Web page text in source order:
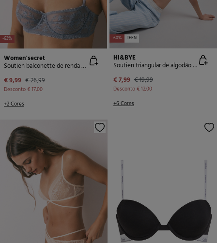
-63%
Women'secret
Soutien balconette de renda azul PRETTY
€ 9,99 € 26,99
Desconto€ 17,00
+2 Cores
-60% TEEN
HI&BYE
Soutien triangular de algodão azul com copas removíveis
€ 7,99 € 19,99
Desconto€ 12,00
+6 Cores